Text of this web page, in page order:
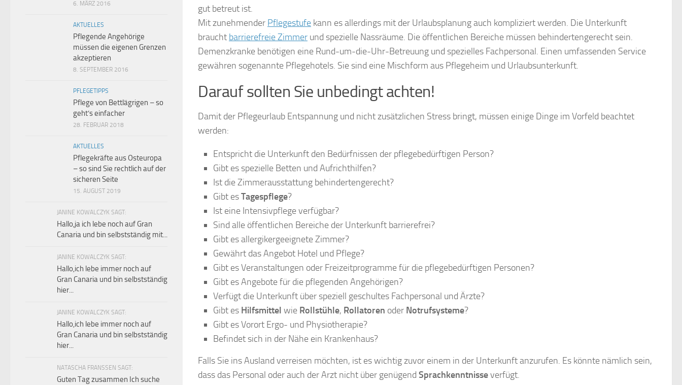
gut betreut ist.
Mit zunehmender Pflegestufe kann es allerdings mit der Urlaubsplanung auch kompliziert werden. Die Unterkunft
braucht barrierefreie Zimmer und spezielle Nassräume. Die öffentlichen Bereiche müssen behindertengerecht sein.
Demenzkranke benötigen eine Rund-um-die-Uhr-Betreuung und spezielles Fachpersonal. Einen umfassenden Service
gewähren sogenannte Pflegehotels. Sie sind eine Mischform aus Pflegeheim und Urlaubsunterkunft.
Darauf sollten Sie unbedingt achten!
Damit der Pflegeurlaub Entspannung und nicht zusätzlichen Stress bringt, müssen einige Dinge im Vorfeld beachtet
werden:
Entspricht die Unterkunft den Bedürfnissen der pflegebedürftigen Person?
Gibt es spezielle Betten und Aufrichthilfen?
Ist die Zimmerausstattung behindertengerecht?
Gibt esTagespflege?
Ist eine Intensivpflege verfügbar?
Sind alle öffentlichen Bereiche der Unterkunft barrierefrei?
Gibt es allergikergeeignete Zimmer?
Gewährt das Angebot Hotel und Pflege?
Gibt es Veranstaltungen oder Freizeitprogramme für die pflegebedürftigen Personen?
Gibt es Angebote für die pflegenden Angehörigen?
Verfügt die Unterkunft über speziell geschultes Fachpersonal und Ärzte?
Gibt es Hilfsmittel wie Rollstühle, Rollatoren oder Notrufsysteme?
Gibt es Vorort Ergo- und Physiotherapie?
Befindet sich in der Nähe ein Krankenhaus?
Falls Sie ins Ausland verreisen möchten, ist es wichtig zuvor einem in der Unterkunft anzurufen. Es könnte nämlich sein,
dass das Personal oder auch der Arzt nicht über genügend Sprachkenntnisseverfügt.
6. MÄRZ 2016
AKTUELLES
Pflegende Angehörige
müssen die eigenen Grenzen
akzeptieren
8. SEPTEMBER 2016
PFLEGETIPPS
Pflege von Bettlägrigen – so
geht’s einfacher
28. FEBRUAR 2018
AKTUELLES
Pflegekräfte aus Osteuropa
– so sind Sie rechtlich auf der
sicheren Seite
15. AUGUST 2019
JANINE KOWALCZYK SAGT:
Hallo,ja ich lebe noch auf Gran
Canaria und bin selbstständig mit...
JANINE KOWALCZYK SAGT:
Hallo,ich lebe immer noch auf
Gran Canaria und bin selbstständig
hier...
JANINE KOWALCZYK SAGT:
Hallo,ich lebe immer noch auf
Gran Canaria und bin selbstständig
hier...
NATASCHA FRANSSEN SAGT:
Guten Tag zusammen Ich suche